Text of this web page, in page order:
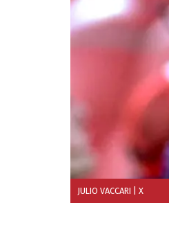
JULIO VACCARI | X